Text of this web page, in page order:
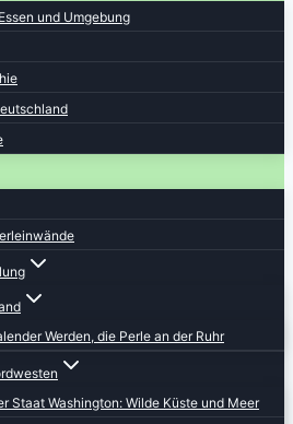
und Umgebung
Werden, die Perle an der Ruhr
Staat Washington: Wilde Küste und Meer